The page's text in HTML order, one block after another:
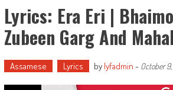
Lyrics: Era Eri |
Zubeen Garg And
Assamese Lyrics by lyfadmin - October